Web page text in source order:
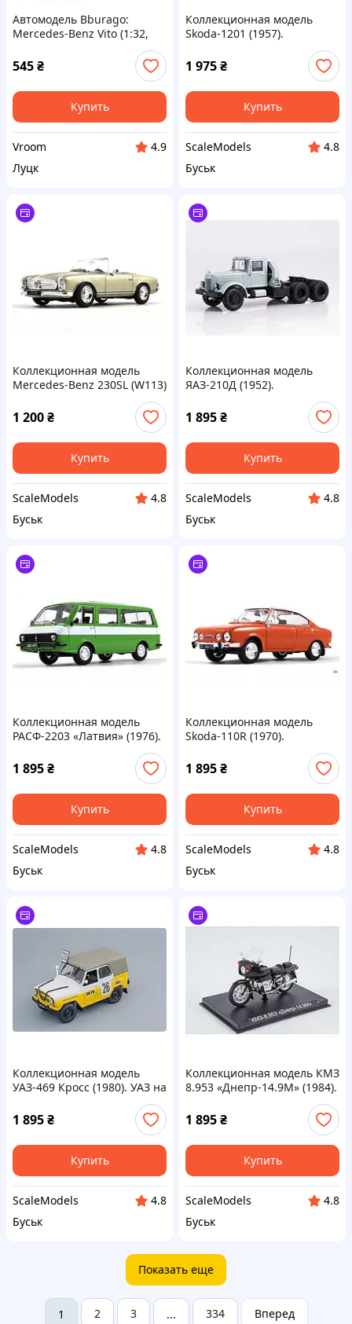
Автомодель Bburago:
Mercedes-Benz Vito (1:32,
серебристый) — 18-43028
545₴
Купить
Vroom
4.9
Луцк
Коллекционная модель
Skoda-1201 (1957).
Автолегенды. Масштаб 1:43
1 975₴
Купить
ScaleModels
4.8
Буськ
Коллекционная модель
Mercedes-Benz 230SL (W113)
(1963). Автолегенды мира.
Масштаб 1:43
1 200₴
Купить
ScaleModels
4.8
Буськ
Коллекционная модель
ЯАЗ-210Д (1952).
Автолегенды. Грузовики.
Масштаб 1:43
1 895₴
Купить
ScaleModels
4.8
Буськ
Коллекционная модель
РАСФ-2203 «Латвия» (1976).
Масштаб 1:43
1 895₴
Купить
ScaleModels
4.8
Буськ
Коллекционная модель
Skoda-110R (1970).
Автолегенды. Масштаб 1:43
1 895₴
Купить
ScaleModels
4.8
Буськ
Коллекционная модель
УАЗ-469 Кросс (1980). УАЗ на
1 895₴
Купить
ScaleModels
4.8
Буськ
Коллекционная модель КМЗ
8.953 «Днепр-14.9М» (1984).
Наши мотоциклы. Масштаб
1:24
1 895₴
Купить
ScaleModels
4.8
Буськ
Показать еще
1 2 3 ... 334 Вперед